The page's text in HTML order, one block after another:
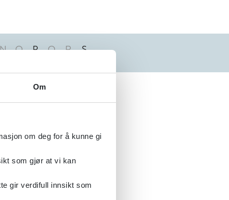
Om
om deg for å kunne gi
som gjør at vi kan
gir verdifull innsikt som
O P Q R S